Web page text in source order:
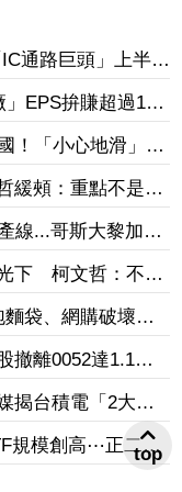
通路巨頭」上半年
求持續復甦加持
EPS拚賺超過1股
有戲
！「小心地滑」告
緩頰：重點不是誰
哪
線...哥斯大黎加連
下 柯文哲：不要
袋、網購破壞袋
撤離0052達1.1
」也中槍
揭台積電「2大護
規模創高⋯正二、
2」今年績效飆
top